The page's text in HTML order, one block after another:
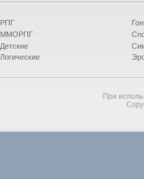
РПГ
ММОРПГ
Детские
Логические
При